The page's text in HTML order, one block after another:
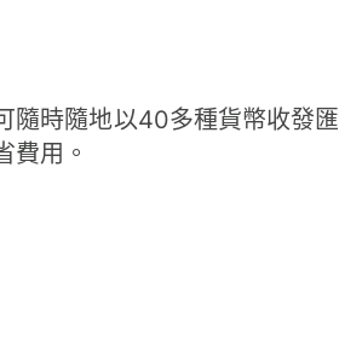
隨時隨地以40多種貨幣收發匯
費用。